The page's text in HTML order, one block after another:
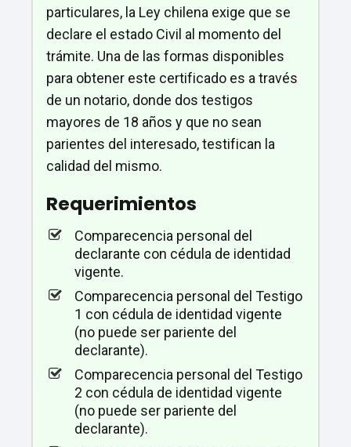
particulares, la Ley chilena exige que se
declare el estado Civil al momento del
trámite. Una de las formas disponibles
para obtener este certificado es a través
de un notario, donde dos testigos
mayores de 18 años y que no sean
parientes del interesado, testifican la
calidad del mismo.
Requerimientos
Comparecencia personal del
declarante con cédula de identidad
vigente.
Comparecencia personal del Testigo
1 con cédula de identidad vigente
(no puede ser pariente del
declarante).
Comparecencia personal del Testigo
2 con cédula de identidad vigente
(no puede ser pariente del
declarante).